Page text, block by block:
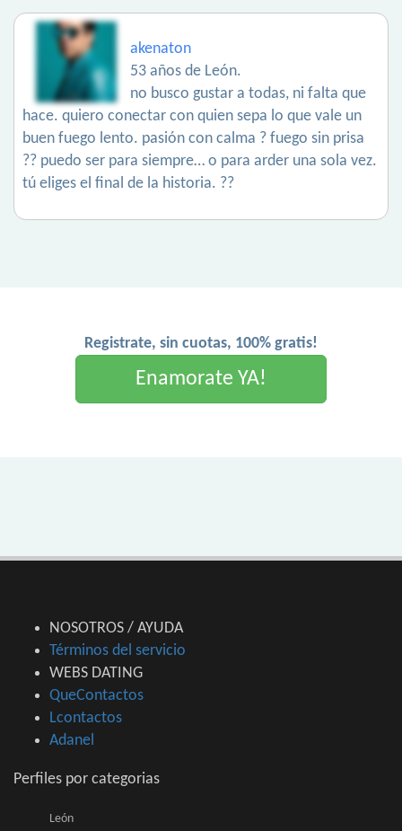
akenaton
53 años de León.
no busco gustar a todas, ni falta que
hace. quiero conectar con quien sepa lo que vale un
buen fuego lento. pasión con calma ? fuego sin prisa
?? puedo ser para siempre… o para arder una sola vez.
tú eliges el final de la historia. ??
Registrate, sin cuotas, 100% gratis!
Enamorate YA!
NOSOTROS / AYUDA
Términos del servicio
WEBS DATING
QueContactos
Lcontactos
Adanel
Perfiles por categorias
León